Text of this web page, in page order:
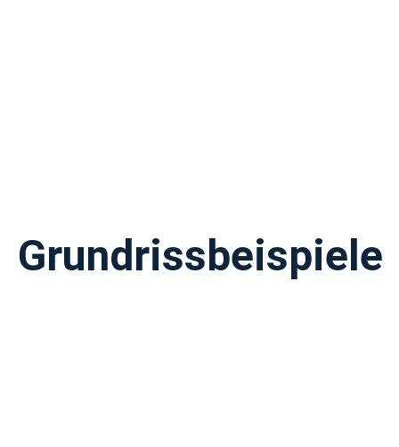
Grundrissbeispiele